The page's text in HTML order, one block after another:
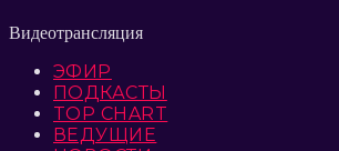
Видеотрансляция
ЭФИР
ПОДКАСТЫ
TOP CHART
ВЕДУЩИЕ